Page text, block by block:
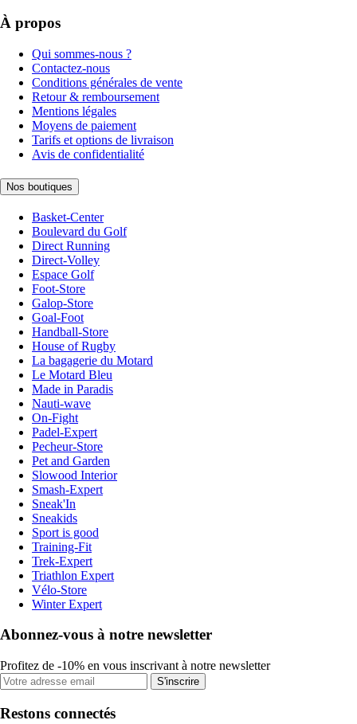
À propos
Qui sommes-nous ?
Contactez-nous
Conditions générales de vente
Retour & remboursement
Mentions légales
Moyens de paiement
Tarifs et options de livraison
Avis de confidentialité
Nos boutiques
Basket-Center
Boulevard du Golf
Direct Running
Direct-Volley
Espace Golf
Foot-Store
Galop-Store
Goal-Foot
Handball-Store
House of Rugby
La bagagerie du Motard
Le Motard Bleu
Made in Paradis
Nauti-wave
On-Fight
Padel-Expert
Pecheur-Store
Pet and Garden
Slowood Interior
Smash-Expert
Sneak'In
Sneakids
Sport is good
Training-Fit
Trek-Expert
Triathlon Expert
Vélo-Store
Winter Expert
Abonnez-vous à notre newsletter
Profitez de -10% en vous inscrivant à notre newsletter
S'inscrire
Restons connectés